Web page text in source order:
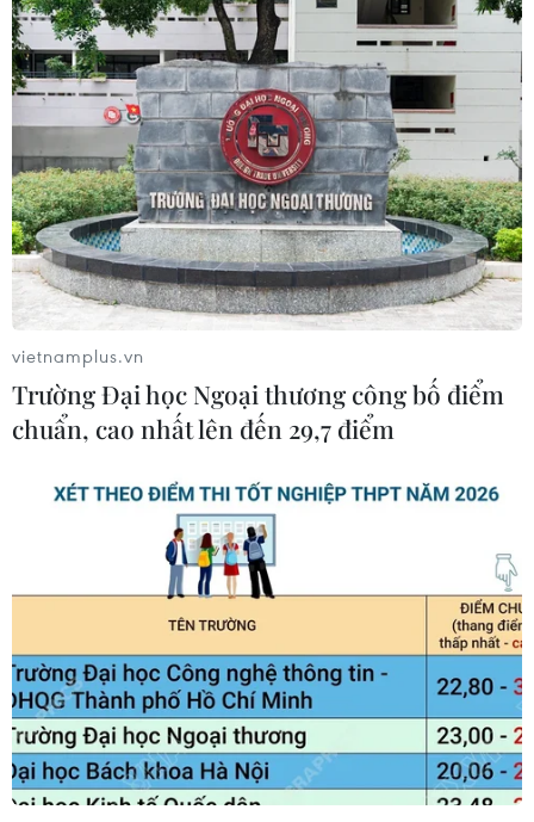
TIN CÙNG CHUYÊN MỤC
Lâm Đồng xử lý căn cơ các tồn tại
trong quản lý, bảo vệ rừng
Bão Dolphin suy yếu nhưng tiếp tục
gây mưa lớn, nguy cơ lũ lụt tại Trung
Quốc
10/08/2026 06:53
vietnamplus.vn
Trường Đại học Ngoại thương công bố điểm
chuẩn, cao nhất lên đến 29,7 điểm